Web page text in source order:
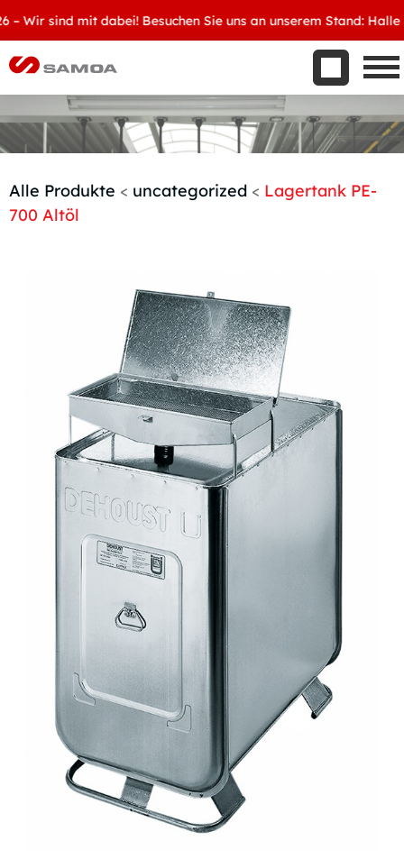
Wir sind mit dabei! Besuchen Sie uns an unserem Stand: Halle
Aktuelles
Kontakt
Handelspartner werden
Alle Produkte < uncategorized < Lagertank PE-
700 Altöl